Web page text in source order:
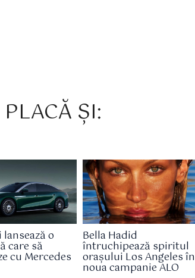
ȘI:
o
care să
cu Mercedes
Bella Hadid
întruchipează spiritul
orașului Los Angeles în
noua campanie ALO